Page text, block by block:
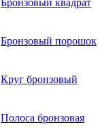
Бронзовый квадрат
Бронзовый порошок
Круг бронзовый
Полоса бронзовая